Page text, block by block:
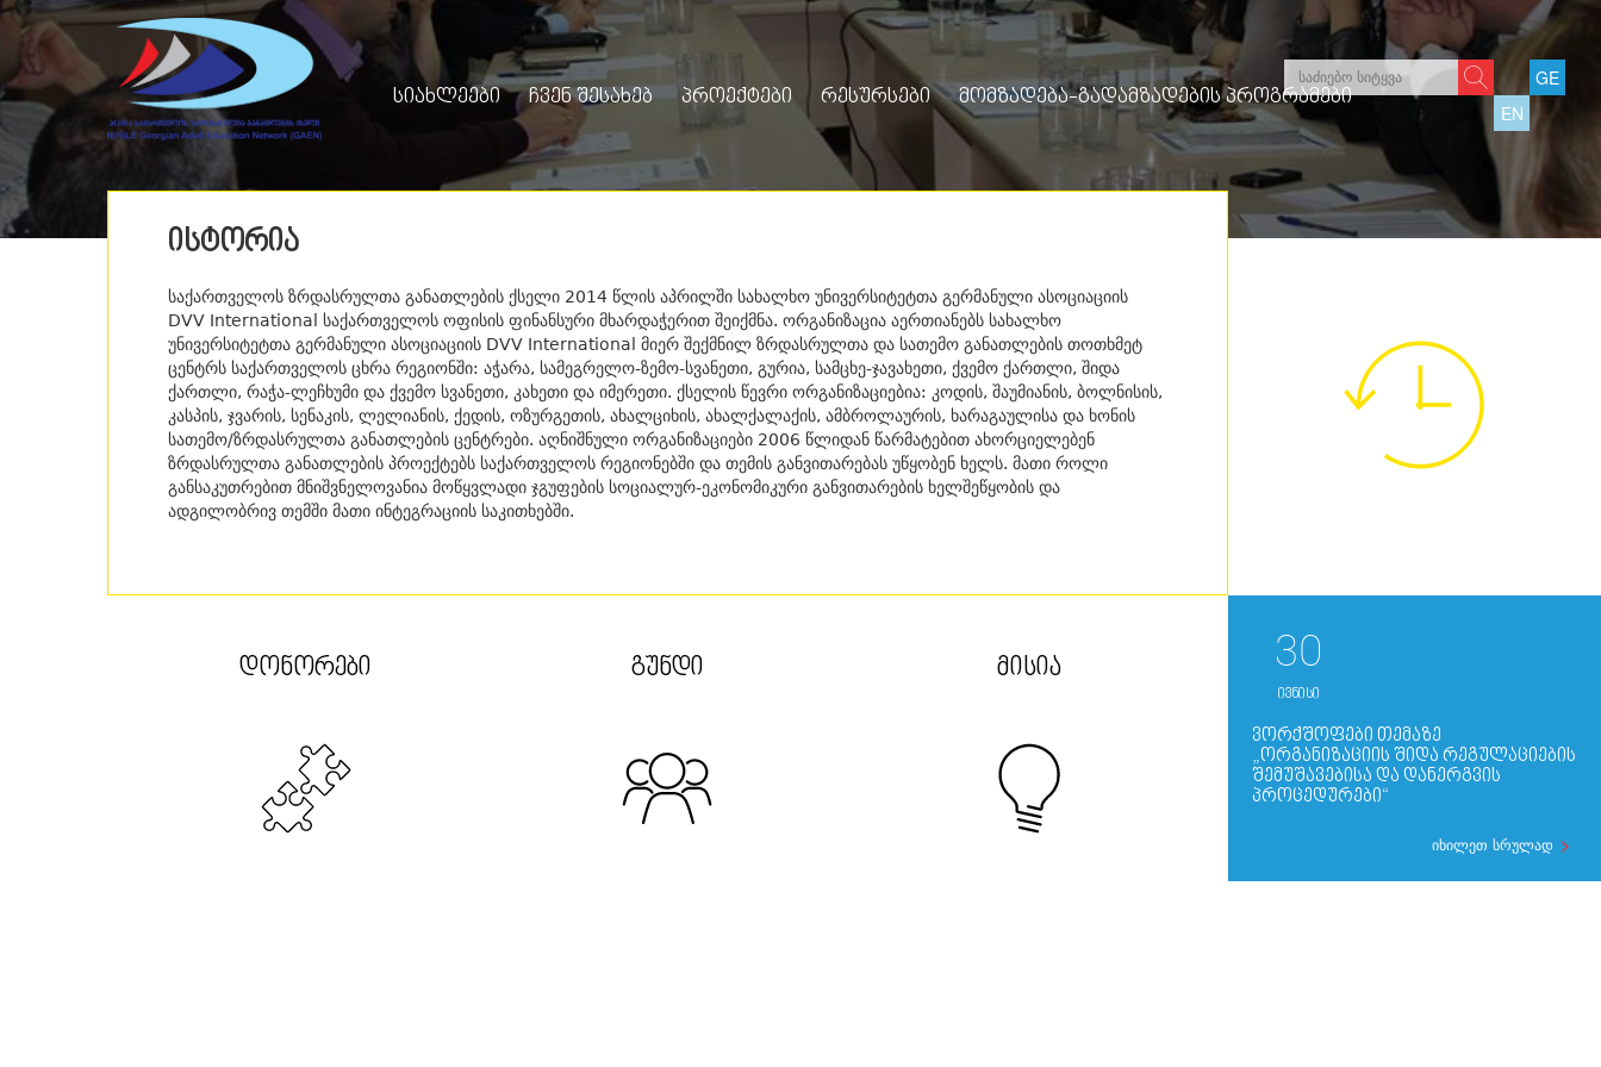
ᲡᲘᲐᲮᲚᲔᲔᲑᲘ ᲩᲕᲔᲜ ᲨᲔᲡᲐᲮᲔᲑ ᲞᲠᲝᲔᲥᲢᲔᲑᲘ ᲠᲔᲡᲣᲠᲡᲔᲑᲘ ᲛᲝᲛᲖᲐᲓᲔᲑᲐ-ᲒᲐᲓᲐᲛᲖᲐᲓᲔᲑᲘᲡ ᲞᲠᲝᲒᲠᲐᲛᲔᲑᲘ
EN
GE
ᲘᲡᲢᲝᲠᲘᲐ
საქართველოს ზრდასრულთა განათლების ქსელი 2014 წლის აპრილში სახალხო უნივერსიტეტთა გერმანული ასოციაციის
DVV International საქართველოს ოფისის ფინანსური მხარდაჭერით შეიქმნა. ორგანიზაცია აერთიანებს სახალხო
უნივერსიტეტთა გერმანული ასოციაციის DVV International მიერ შექმნილ ზრდასრულთა და სათემო განათლების თოთხმეტ
ცენტრს საქართველოს ცხრა რეგიონში: აჭარა, სამეგრელო-ზემო-სვანეთი, გურია, სამცხე-ჯავახეთი, ქვემო ქართლი, შიდა
ქართლი, რაჭა-ლეჩხუმი და ქვემო სვანეთი, კახეთი და იმერეთი. ქსელის წევრი ორგანიზაციებია: კოდის, შაუმიანის, ბოლნისის,
კასპის, ჯვარის, სენაკის, ლელიანის, ქედის, ოზურგეთის, ახალციხის, ახალქალაქის, ამბროლაურის, ხარაგაულისა და ხონის
სათემო/ზრდასრულთა განათლების ცენტრები. აღნიშნული ორგანიზაციები 2006 წლიდან წარმატებით ახორციელებენ
ზრდასრულთა განათლების პროექტებს საქართველოს რეგიონებში და თემის განვითარებას უწყობენ ხელს. მათი როლი
განსაკუთრებით მნიშვნელოვანია მოწყვლადი ჯგუფების სოციალურ-ეკონომიკური განვითარების ხელშეწყობის და
ადგილობრივ თემში მათი ინტეგრაციის საკითხებში.
ᲓᲝᲜᲝᲠᲔᲑᲘ ᲒᲣᲜᲓᲘ ᲛᲘᲡᲘᲐ 30
ივნისი
ᲕᲝᲠᲥᲨᲝᲤᲔᲑᲘ ᲗᲔᲛᲐᲖᲔ
„ᲝᲠᲒᲐᲜᲘᲖᲐᲪᲘᲘᲡ ᲨᲘᲓᲐ ᲠᲔᲒᲣᲚᲐᲪᲘᲔᲑᲘᲡ
ᲨᲔᲛᲣᲨᲐᲕᲔᲑᲘᲡᲐ ᲓᲐ ᲓᲐᲜᲔᲠᲒᲕᲘᲡ
ᲞᲠᲝᲪᲔᲓᲣᲠᲔᲑᲘ“
იხილეთ სრულად